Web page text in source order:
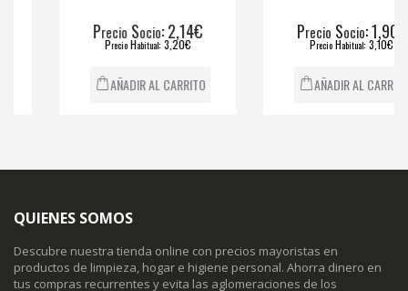
recioSocio: 2,14€
Habitual: 3,20€
AÑADIR AL CARRITO
recioSocio: 1,90€
Habitual : 3,10€
AÑADIR AL CARRITO
QUIENES SOMOS
Descubre nuestra tienda online con precios mayoristas en
productos de limpieza, hogar e higiene personal. Ahorra dinero en
tus compras recurrentes y evita las aglomeraciones de los